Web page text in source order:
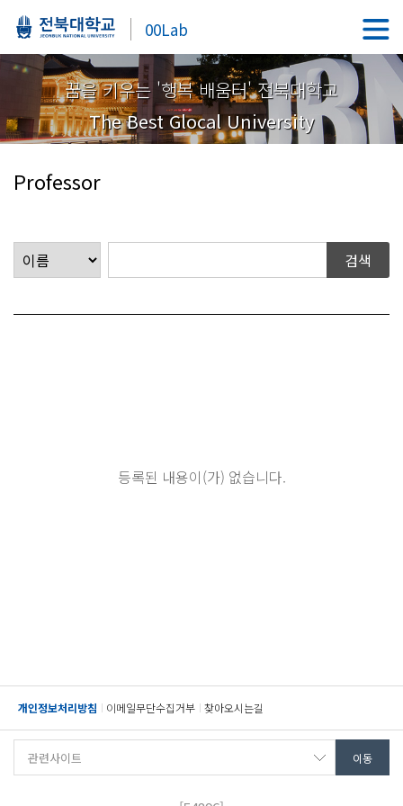
00Lab
꿈을 키우는 '행복 배움터' 전북대학교
The Best Glocal University
Professor
등록된 내용이(가) 없습니다.
개인정보처리방침 이메일무단수집거부 찾아오시는길